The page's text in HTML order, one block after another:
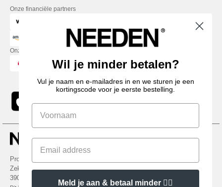
Onze financiële partners
Onze transporteurs
Promotional Products Almere (P.P.A.) B.V.
Zekeringstraat 46, 1014BT Amsterdam - VAT NL 005596191B03 - KvK
39066321
Wil je minder betalen?
Vul je naam en e-mailadres in en we sturen je een
kortingscode voor je eerste bestelling.
Meld je aan & betaal minder 👍🏼